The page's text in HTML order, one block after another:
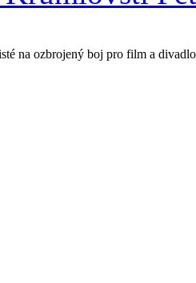
na ozbrojený boj pro film a divadlo